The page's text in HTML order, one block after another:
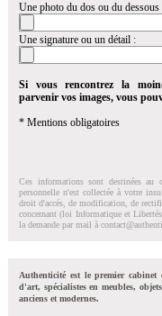
Une photo du dos ou du dessous
Une signature ou un détail :
Si vous rencontrez la
parvenir vos images, vous
* Mentions obligatoires
Ces informations sont destinées au
personnelle n'est collectée à votre
droit d'accés, de modification, de
concernant (loi Informatique et
la demande par mail à
Authenticité est le premier cabinet
d'art, spécialistes en meubles,
anciens et modernes.